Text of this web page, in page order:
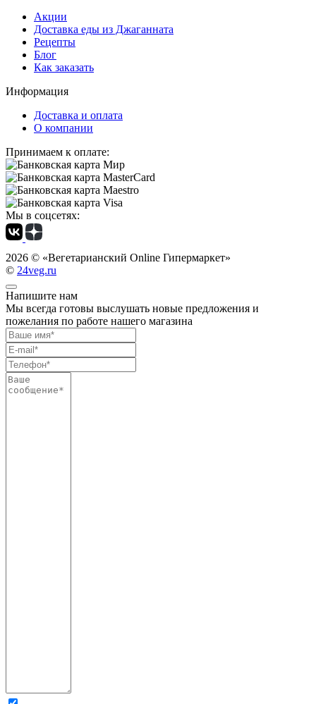
Акции
Доставка еды из Джаганната
Рецепты
Блог
Как заказать
Информация
Доставка и оплата
О компании
Принимаем к оплате:
Мы в соцсетях:
2026 © «Вегетарианский Online Гипермаркет»
© 24veg.ru
Напишите нам
Мы всегда готовы выслушать новые предложения и
пожелания по работе нашего магазина